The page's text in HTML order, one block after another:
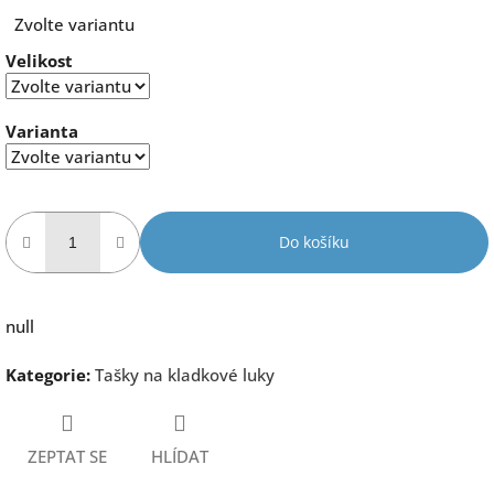
cena:
Zvolte variantu
Velikost
Varianta
Do košíku
null
Kategorie: Tašky na kladkové luky
ZEPTAT SE HLÍDAT